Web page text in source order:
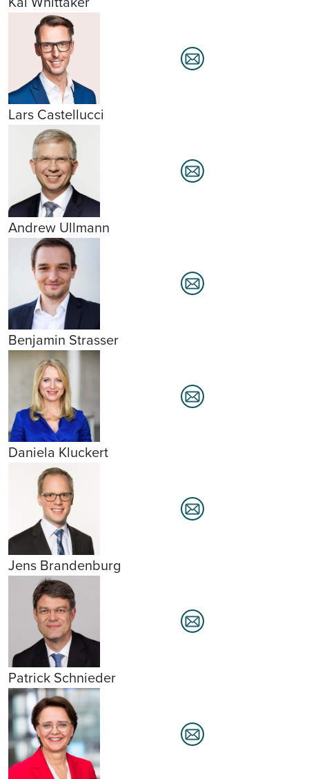
Lars Castellucci
Andrew Ullmann
Benjamin Strasser
Daniela Kluckert
Jens Brandenburg
Patrick Schnieder